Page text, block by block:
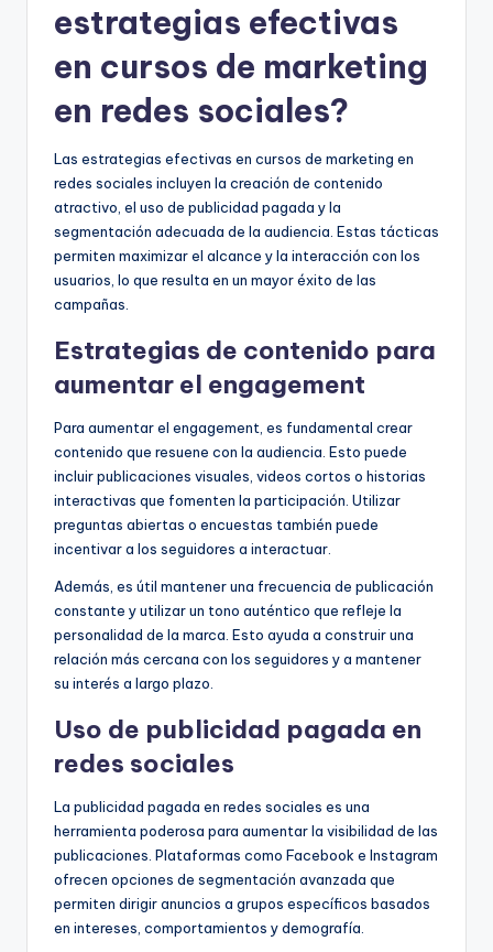
estrategias efectivas
en cursos de marketing
en redes sociales?
Las estrategias efectivas en cursos de marketing en
redes sociales incluyen la creación de contenido
atractivo, el uso de publicidad pagada y la
segmentación adecuada de la audiencia. Estas tácticas
permiten maximizar el alcance y la interacción con los
usuarios, lo que resulta en un mayor éxito de las
campañas.
Estrategias de contenido para
aumentar el engagement
Para aumentar el engagement, es fundamental crear
contenido que resuene con la audiencia. Esto puede
incluir publicaciones visuales, videos cortos o historias
interactivas que fomenten la participación. Utilizar
preguntas abiertas o encuestas también puede
incentivar a los seguidores a interactuar.
Además, es útil mantener una frecuencia de publicación
constante y utilizar un tono auténtico que refleje la
personalidad de la marca. Esto ayuda a construir una
relación más cercana con los seguidores y a mantener
su interés a largo plazo.
Uso de publicidad pagada en
redes sociales
La publicidad pagada en redes sociales es una
herramienta poderosa para aumentar la visibilidad de las
publicaciones. Plataformas como Facebook e Instagram
ofrecen opciones de segmentación avanzada que
permiten dirigir anuncios a grupos específicos basados
en intereses, comportamientos y demografía.